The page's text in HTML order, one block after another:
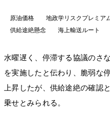
原油価格 地政学リスクプレミア
供給途絶懸念
海上輸送ルート
水曜遅く、停滞する協議のさ
を実施したと伝わり、脆弱な
上昇したが、供給途絶の確認
乗せとみられる。